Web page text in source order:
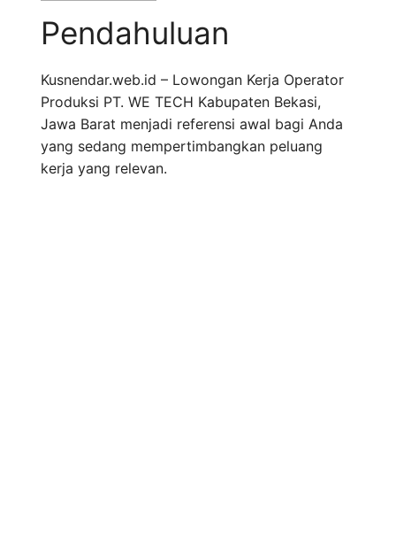
Pendahuluan
Kusnendar.web.id – Lowongan Kerja Operator
Produksi PT. WE TECH Kabupaten Bekasi,
Jawa Barat menjadi referensi awal bagi Anda
yang sedang mempertimbangkan peluang
kerja yang relevan.